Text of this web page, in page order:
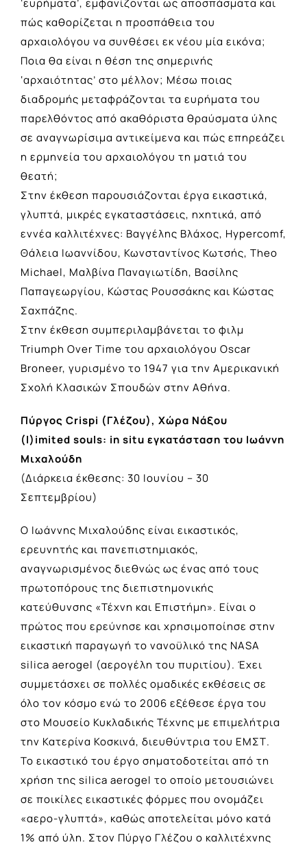
‘ευρήματα’, εμφανίζονται ως αποσπάσματα και
πώς καθορίζεται η προσπάθεια του
αρχαιολόγου να συνθέσει εκ νέου μία εικόνα;
Ποια θα είναι η θέση της σημερινής
‘αρχαιότητας’ στο μέλλον; Μέσω ποιας
διαδρομής μεταφράζονται τα ευρήματα του
παρελθόντος από ακαθόριστα θραύσματα ύλης
σε αναγνωρίσιμα αντικείμενα και πώς επηρεάζει
η ερμηνεία του αρχαιολόγου τη ματιά του
θεατή;
Στην έκθεση παρουσιάζονται έργα εικαστικά,
γλυπτά, μικρές εγκαταστάσεις, ηχητικά, από
εννέα καλλιτέχνες: Βαγγέλης Βλάχος, Hypercomf,
Θάλεια Ιωαννίδου, Κωνσταντίνος Κωτσής, Theo
Michael, Μαλβίνα Παναγιωτίδη, Βασίλης
Παπαγεωργίου, Κώστας Ρουσσάκης και Κώστας
Σαχπάζης.
Στην έκθεση συμπεριλαμβάνεται το φιλμ
Triumph Over Time του αρχαιολόγου Oscar
Broneer, γυρισμένο το 1947 για την Αμερικανική
Σχολή Κλασικών Σπουδών στην Αθήνα.
Πύργος Crispi (Γλέζου), Χώρα Νάξου
(l)imited souls: in situ εγκατάσταση του Ιωάννη
Μιχαλούδη
(Διάρκεια έκθεσης: 30 Ιουνίου – 30
Σεπτεμβρίου)
O Ιωάννης Μιχαλούδης είναι εικαστικός,
ερευνητής και πανεπιστημιακός,
αναγνωρισμένος διεθνώς ως ένας από τους
πρωτοπόρους της διεπιστημονικής
κατεύθυνσης «Τέχνη και Επιστήμη». Είναι ο
πρώτος που ερεύνησε και χρησιμοποίησε στην
εικαστική παραγωγή το νανοϋλικό της NASA
silica aerogel (αερογέλη του πυριτίου). Έχει
συμμετάσχει σε πολλές ομαδικές εκθέσεις σε
όλο τον κόσμο ενώ το 2006 εξέθεσε έργα του
στο Μουσείο Κυκλαδικής Τέχνης με επιμελήτρια
την Κατερίνα Κοσκινά, διευθύντρια του ΕΜΣΤ.
Το εικαστικό του έργο σηματοδοτείται από τη
χρήση της silica aerogel το οποίο μετουσιώνει
σε ποικίλες εικαστικές φόρμες που ονομάζει
«αερο-γλυπτά», καθώς αποτελείται μόνο κατά
1% από ύλη. Στον Πύργο Γλέζου ο καλλιτέχνης